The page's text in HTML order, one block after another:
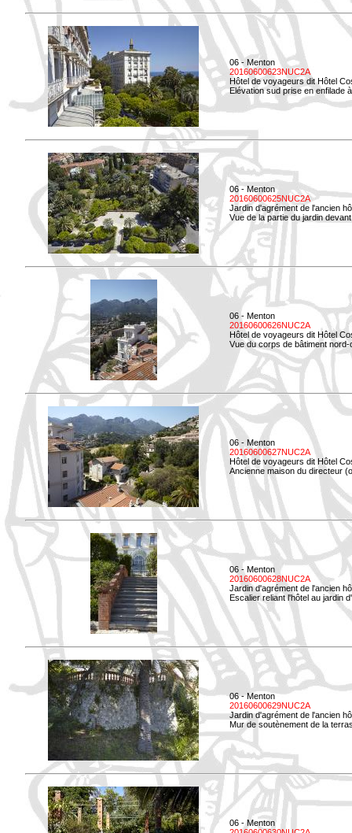
06 - Menton
20160600623NUC2A
Hôtel de voyageurs dit Hôtel
Elévation sud prise en enfilade
06 - Menton
20160600625NUC2A
Jardin d'agrément de l'ancien
Vue de la partie du jardin
06 - Menton
20160600626NUC2A
Hôtel de voyageurs dit Hôtel
Vue du corps de bâtiment
06 - Menton
20160600627NUC2A
Hôtel de voyageurs dit Hôtel
Ancienne maison du directeur
06 - Menton
20160600628NUC2A
Jardin d'agrément de l'ancien
Escalier reliant l'hôtel au jardin
06 - Menton
20160600629NUC2A
Jardin d'agrément de l'ancien
Mur de soutènement de la
06 - Menton